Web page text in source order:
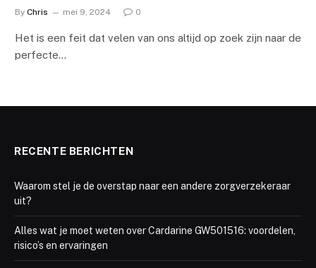
By Chris mei 9, 2024 0
Het is een feit dat velen van ons altijd op zoek zijn naar de
perfecte…
RECENTE BERICHTEN
Waarom stel je de overstap naar een andere zorgverzekeraar
uit?
Alles wat je moet weten over Cardarine GW501516: voordelen,
risico’s en ervaringen